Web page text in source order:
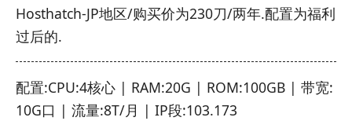
Hosthatch-JP地区/购买价为230刀/两年.配置为福利
过后的.
配置:CPU:4核心 | RAM:20G | ROM:100GB | 带宽:
10G口 | 流量:8T/月 | IP段:103.173